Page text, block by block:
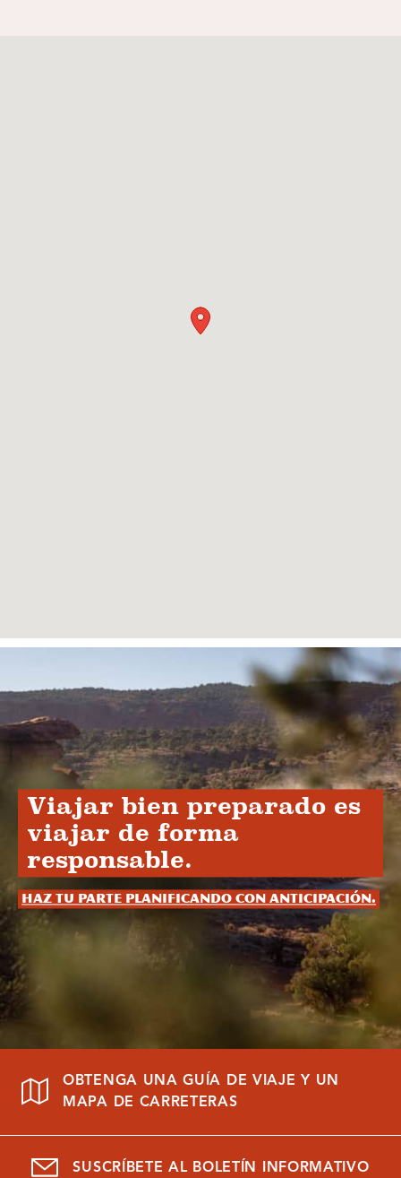
Viajar bien preparado es
viajar de forma
responsable.
Haz tu parte planificando con anticipación.
OBTENGA UNA GUÍA DE VIAJE Y UN
MAPA DE CARRETERAS
SUSCRÍBETE AL BOLETÍN INFORMATIVO